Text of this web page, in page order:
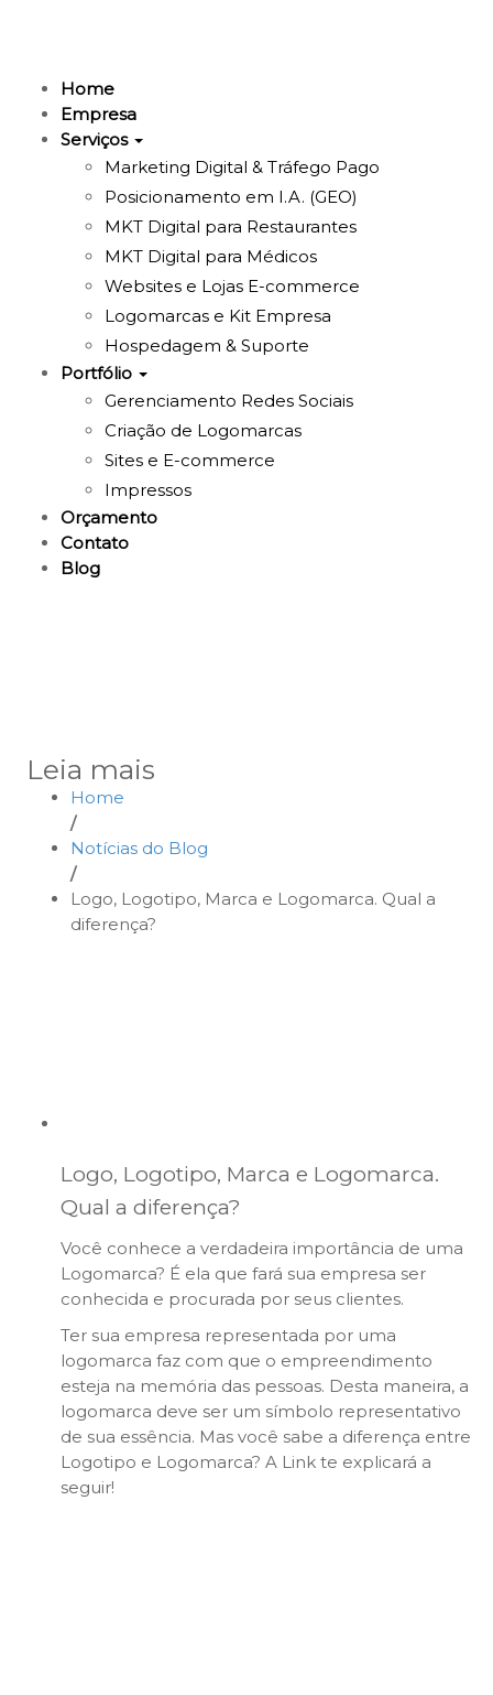
Home
Empresa
Serviços
Marketing Digital & Tráfego Pago
Posicionamento em I.A. (GEO)
MKT Digital para Restaurantes
MKT Digital para Médicos
Websites e Lojas E-commerce
Logomarcas e Kit Empresa
Hospedagem & Suporte
Portfólio
Gerenciamento Redes Sociais
Criação de Logomarcas
Sites e E-commerce
Impressos
Orçamento
Contato
Blog
Leia mais
Home
/
Notícias do Blog
/
Logo, Logotipo, Marca e Logomarca. Qual a
diferença?
Logo, Logotipo, Marca e Logomarca.
Qual a diferença?
Você conhece a verdadeira importância de uma
Logomarca? É ela que fará sua empresa ser
conhecida e procurada por seus clientes.
Ter sua empresa representada por uma
logomarca faz com que o empreendimento
esteja na memória das pessoas. Desta maneira, a
logomarca deve ser um símbolo representativo
de sua essência. Mas você sabe a diferença entre
Logotipo e Logomarca? A Link te explicará a
seguir!